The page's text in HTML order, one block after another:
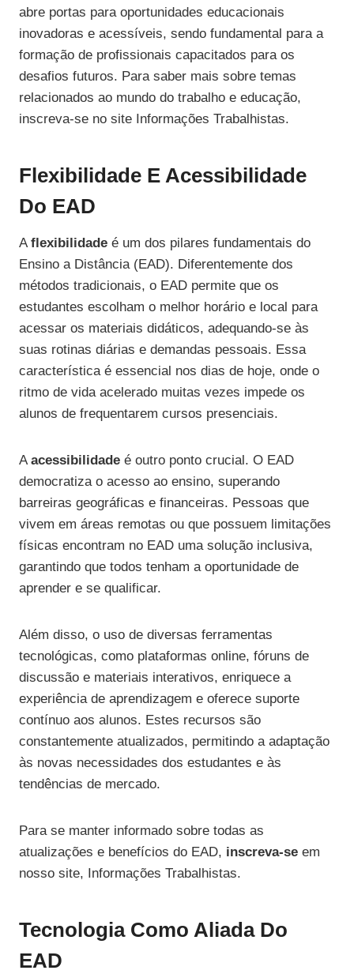
abre portas para oportunidades educacionais
inovadoras e acessíveis, sendo fundamental para a
formação de profissionais capacitados para os
desafios futuros. Para saber mais sobre temas
relacionados ao mundo do trabalho e educação,
inscreva-se no site Informações Trabalhistas.
Flexibilidade E Acessibilidade
Do EAD
Aflexibilidade é um dos pilares fundamentais do
Ensino a Distância (EAD). Diferentemente dos
métodos tradicionais, o EAD permite que os
estudantes escolham o melhor horário e local para
acessar os materiais didáticos, adequando-se às
suas rotinas diárias e demandas pessoais. Essa
característica é essencial nos dias de hoje, onde o
ritmo de vida acelerado muitas vezes impede os
alunos de frequentarem cursos presenciais.
Aacessibilidade é outro ponto crucial. O EAD
democratiza o acesso ao ensino, superando
barreiras geográficas e financeiras. Pessoas que
vivem em áreas remotas ou que possuem limitações
físicas encontram no EAD uma solução inclusiva,
garantindo que todos tenham a oportunidade de
aprender e se qualificar.
Além disso, o uso de diversas ferramentas
tecnológicas, como plataformas online, fóruns de
discussão e materiais interativos, enriquece a
experiência de aprendizagem e oferece suporte
contínuo aos alunos. Estes recursos são
constantemente atualizados, permitindo a adaptação
às novas necessidades dos estudantes e às
tendências de mercado.
Para se manter informado sobre todas as
atualizações e benefícios do EAD, inscreva-se em
nosso site, Informações Trabalhistas.
Tecnologia Como Aliada Do
EAD